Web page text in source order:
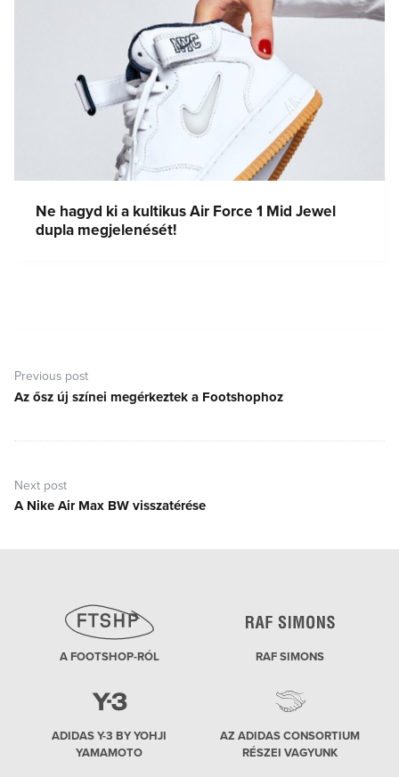
Ne hagyd ki a kultikus Air Force 1 Mid Jewel
dupla megjelenését!
navigáció
Previous post
Previous
Az ősz új színei megérkeztek a Footshophoz
Next post
Next
A Nike Air Max BW visszatérése
A FOOTSHOP-RÓL RAF SIMONS
ADIDAS Y-3 BY YOHJI
YAMAMOTO
AZ ADIDAS CONSORTIUM
RÉSZEI VAGYUNK